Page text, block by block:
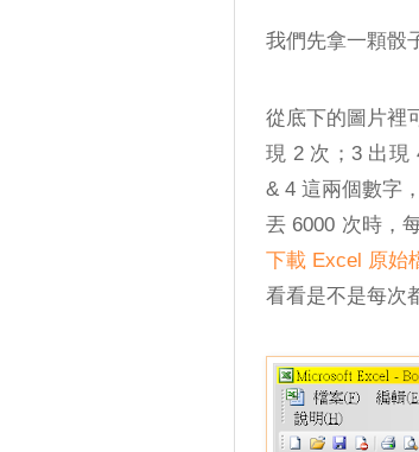
我們先拿一顆骰
從底下的圖片裡
現 2 次；3 出現
& 4 這兩個數字
丟 6000 次時，
下載 Excel 原始
看看是不是每次